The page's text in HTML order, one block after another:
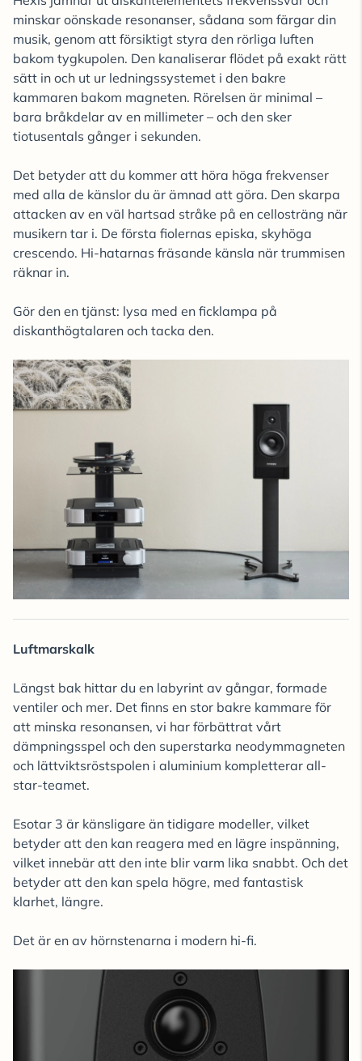
minskar oönskade resonanser, sådana som färgar din
musik, genom att försiktigt styra den rörliga luften
bakom tygkupolen. Den kanaliserar flödet på exakt rätt
sätt in och ut ur ledningssystemet i den bakre
kammaren bakom magneten. Rörelsen är minimal –
bara bråkdelar av en millimeter – och den sker
tiotusentals gånger i sekunden.
Det betyder att du kommer att höra höga frekvenser
med alla de känslor du är ämnad att göra. Den skarpa
attacken av en väl hartsad stråke på en cellosträng när
musikern tar i. De första fiolernas episka, skyhöga
crescendo. Hi-hatarnas fräsande känsla när trummisen
räknar in.
Gör den en tjänst: lysa med en ficklampa på
diskanthögtalaren och tacka den.
Luftmarskalk
Längst bak hittar du en labyrint av gångar, formade
ventiler och mer. Det finns en stor bakre kammare för
att minska resonansen, vi har förbättrat vårt
dämpningsspel och den superstarka neodymmagneten
och lättviktsröstspolen i aluminium kompletterar all-
star-teamet.
Esotar 3 är känsligare än tidigare modeller, vilket
betyder att den kan reagera med en lägre inspänning,
vilket innebär att den inte blir varm lika snabbt. Och det
betyder att den kan spela högre, med fantastisk
klarhet, längre.
Det är en av hörnstenarna i modern hi-fi.